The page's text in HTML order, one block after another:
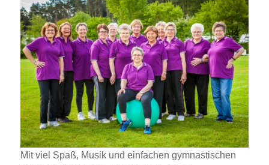
Mit viel Spaß, Musik und einfachen gymnastischen